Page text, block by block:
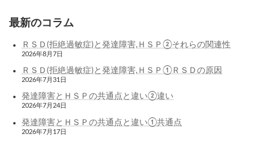
最新のコラム
ＲＳＤ(拒絶過敏症)と発達障害,ＨＳＰ②それらの関連性
2026年8月7日
ＲＳＤ(拒絶過敏症)と発達障害,ＨＳＰ①ＲＳＤの原因
2026年7月31日
発達障害とＨＳＰの共通点と違い②違い
2026年7月24日
発達障害とＨＳＰの共通点と違い①共通点
2026年7月17日